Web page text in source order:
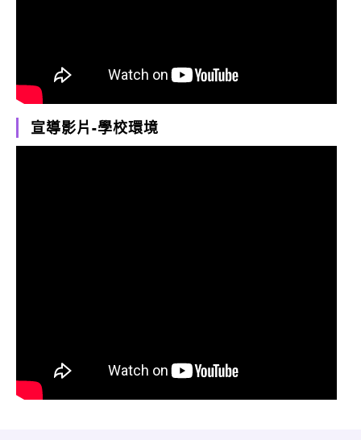
宣導影片-學校環境